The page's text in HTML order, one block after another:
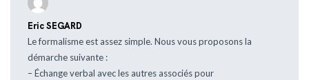
Eric SEGARD
Le formalisme est assez simple. Nous vous proposons la
démarche suivante :
– Échange verbal avec les autres associés pour